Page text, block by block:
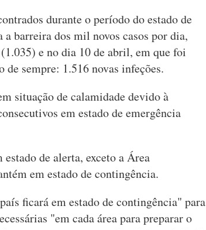
durante o período do estado de
barreira dos mil novos casos por dia,
e no dia 10 de abril, em que foi
sempre: 1.516 novas infeções.
situação de calamidade devido à
em estado de emergência
de alerta, exceto a Área
em estado de contingência.
ficará em estado de contingência" para
"em cada área para preparar o